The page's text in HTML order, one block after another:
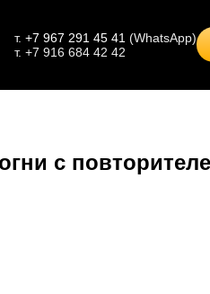
т. +7 967 291 45 41 (WhatsApp)
т. +7 916 684 42 42
с